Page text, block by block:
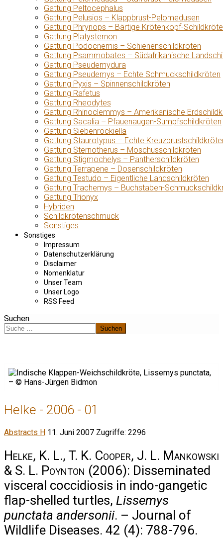
Gattung Peltocephalus
Gattung Pelusios – Klappbrust-Pelomedusen
Gattung Phrynops – Bärtige Krötenkopf-
Gattung Platysternon
Gattung Podocnemis – Schienenschildkröten
Gattung Psammobates – Südafrikanische
Gattung Pseudemydura
Gattung Pseudemys – Echte Schmuckschildkröten
Gattung Pyxis – Spinnenschildkröten
Gattung Rafetus
Gattung Rheodytes
Gattung Rhinoclemmys – Amerikanische
Gattung Sacalia – Pfauenaugen-Sumpfschildkröten
Gattung Siebenrockiella
Gattung Staurotypus – Echte
Gattung Sternotherus – Moschusschildkröten
Gattung Stigmochelys – Pantherschildkröten
Gattung Terrapene – Dosenschildkröten
Gattung Testudo – Eigentliche Landschildkröten
Gattung Trachemys – Buchstaben-
Gattung Trionyx
Hybriden
Schildkrötenschmuck
Sonstiges
Sonstiges
Impressum
Datenschutzerklärung
Disclaimer
Nomenklatur
Unser Team
Unser Logo
RSS Feed
Suchen
Suchen
Helke - 2006 - 01
Abstracts H 11. Juni 2007 Zugriffe: 2296
Helke, K. L., T. K. Cooper, J. L. Mankowski
& S. L. Poynton (2006): Disseminated
visceral coccidiosis in indo-gangetic
flap-shelled turtles, Lissemys
punctata andersonii. – Journal of
Wildlife Diseases. 42 (4): 788-796.